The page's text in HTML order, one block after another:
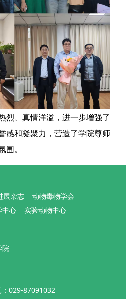
烈、真情洋溢，进一步增强了
感和凝聚力，营造了学院尊师
。
展杂志
动物毒物学会
中心
实验动物中心
院
029-87091032